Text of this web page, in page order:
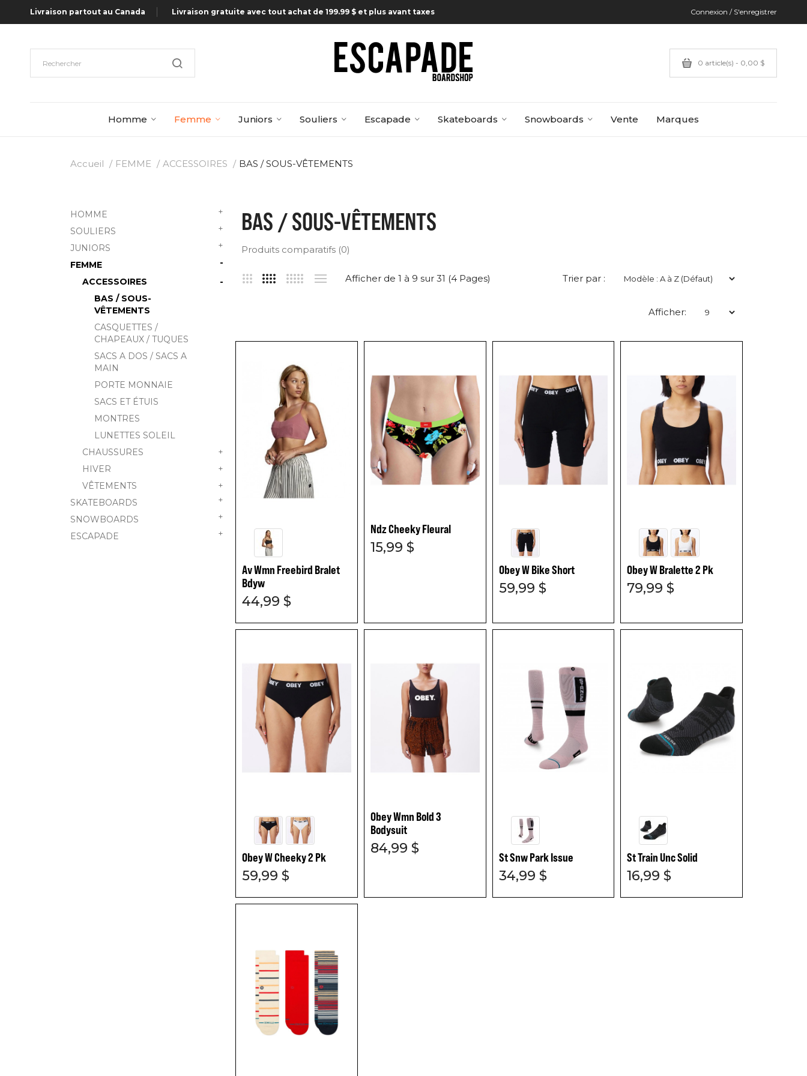
Livraison partout au Canada Livraison gratuite avec tout achat de 199.99 $ et plus avant taxes Connexion / S'enregistrer
0 article(s) - 0,00 $
Homme Marques
Femme Vente
Juniors Snowboards
Souliers Skateboards
Escapade
Accueil FEMME ACCESSOIRES BAS / SOUS-VÊTEMENTS
HOMME
+
SOULIERS
+
JUNIORS
+
FEMME
-
ACCESSOIRES
-
BAS / SOUS-
VÊTEMENTS
CASQUETTES /
CHAPEAUX / TUQUES
SACS A DOS / SACS A
MAIN
PORTE MONNAIE
SACS ET ÉTUIS
MONTRES
LUNETTES SOLEIL
CHAUSSURES
+
HIVER
+
VÊTEMENTS
+
SKATEBOARDS
+
SNOWBOARDS
+
ESCAPADE
+
BAS / SOUS-VÊTEMENTS
Produits comparatifs (0)
Afficher de 1 à 9 sur 31 (4 Pages) Trier par :
Afficher:
Av Wmn Freebird Bralet
Bdyw
44,99 $
Ndz Cheeky Fleural
15,99 $
Obey W Bike Short
59,99 $
Obey W Bralette 2 Pk
79,99 $
Obey W Cheeky 2 Pk
59,99 $
Obey Wmn Bold 3
Bodysuit
84,99 $
St Snw Park Issue
34,99 $
St Train Unc Solid
16,99 $